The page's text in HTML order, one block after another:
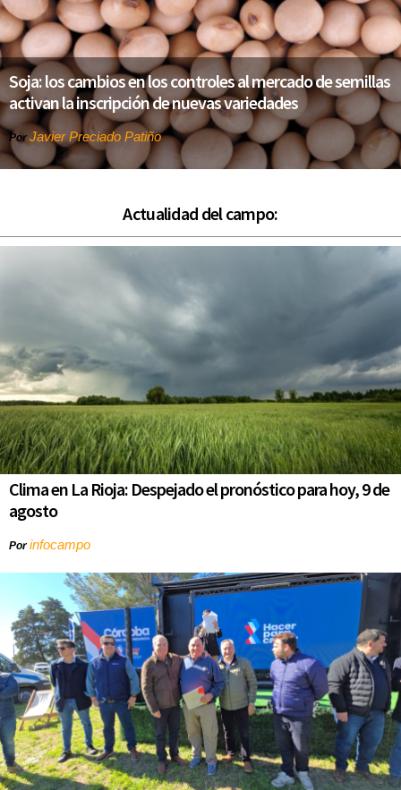
Soja: los cambios en los controles al mercado de semillas
activan la inscripción de nuevas variedades
Por Javier Preciado Patiño
Actualidad del campo:
Clima en La Rioja: Despejado el pronóstico para hoy, 9 de
agosto
Porinfocampo